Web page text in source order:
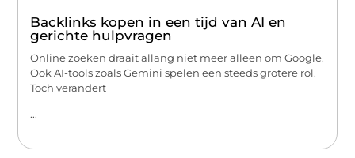
Backlinks kopen in een tijd van AI en
gerichte hulpvragen
Online zoeken draait allang niet meer alleen om Google.
Ook AI-tools zoals Gemini spelen een steeds grotere rol.
Toch verandert
...